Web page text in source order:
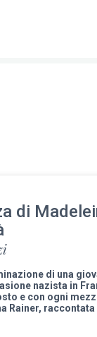
di
di una
nazista in
e con ogni
Rainer,